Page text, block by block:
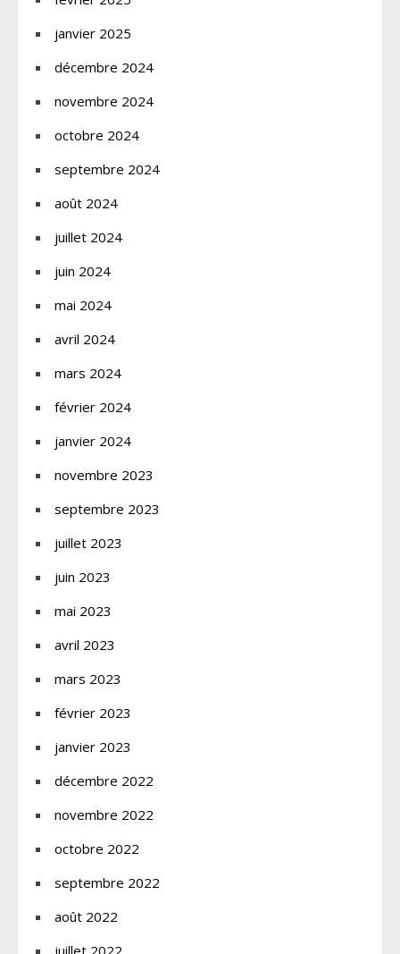
janvier 2025
décembre 2024
novembre 2024
octobre 2024
septembre 2024
août 2024
juillet 2024
juin 2024
mai 2024
avril 2024
mars 2024
février 2024
janvier 2024
novembre 2023
septembre 2023
juillet 2023
juin 2023
mai 2023
avril 2023
mars 2023
février 2023
janvier 2023
décembre 2022
novembre 2022
octobre 2022
septembre 2022
août 2022
juillet 2022